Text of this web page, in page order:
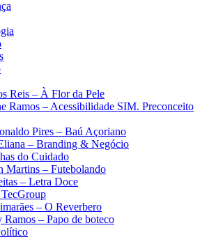
Reis​ – À Flor da Pele
Ramos – Acessibilidade SIM. Preconceito
Pires – Baú Açoriano
– Branding & Negócio
do Cuidado
Martins – Futebolando
– Letra Doce
– O Reverbero
– Papo de boteco